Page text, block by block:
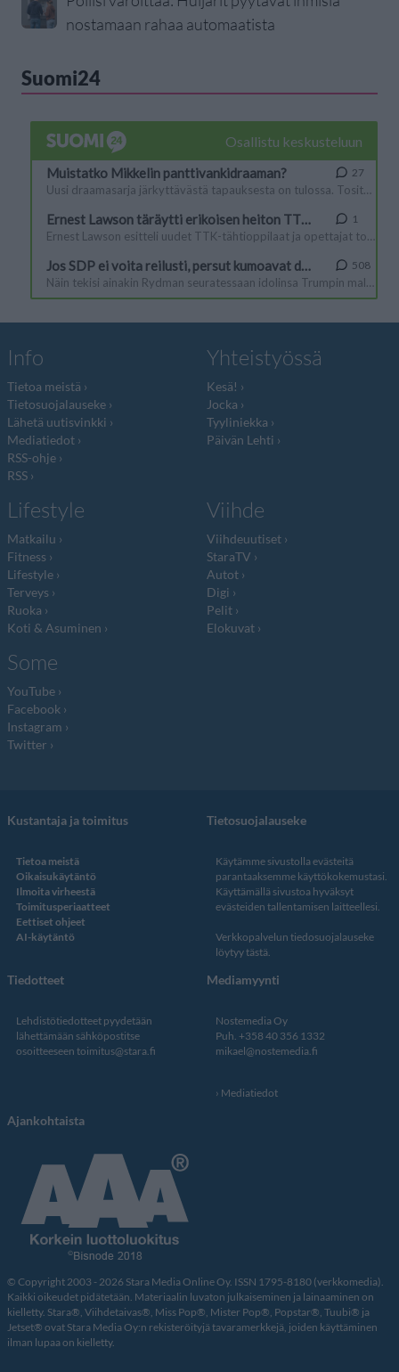
nostamaan rahaa automaatista
Suomi24
Info
Tietoa meistä
Tietosuojalauseke
Lähetä uutisvinkki
Mediatiedot
RSS-ohje
RSS
Yhteistyössä
Kesä!
Jocka
Tyyliniekka
Päivän Lehti
Lifestyle
Matkailu
Fitness
Lifestyle
Terveys
Ruoka
Koti & Asuminen
Viihde
Viihdeuutiset
StaraTV
Autot
Digi
Pelit
Elokuvat
Some
YouTube
Facebook
Instagram
Twitter
Kustantaja ja toimitus
Tietoa meistä
Oikaisukäytäntö
Ilmoita virheestä
Toimitusperiaatteet
Eettiset ohjeet
AI-käytäntö
Tietosuojalauseke
Käytämme sivustolla evästeitä
parantaaksemme käyttökokemustasi.
Käyttämällä sivustoa hyväksyt
evästeiden tallentamisen laitteellesi.
Verkkopalvelun tiedosuojalauseke
löytyy tästä.
Tiedotteet
Lehdistötiedotteet pyydetään
lähettämään sähköpostitse
osoitteeseen toimitus@stara.fi
Mediamyynti
Nostemedia Oy
Puh. +358 40 356 1332
mikael@nostemedia.fi
Mediatiedot
Ajankohtaista
© Copyright 2003 - 2026 Stara Media Online Oy. ISSN 1795-8180 (verkkomedia).
Kaikki oikeudet pidätetään. Materiaalin luvaton julkaiseminen ja lainaaminen on
kielletty. Stara®, Viihdetaivas®, Miss Pop®, Mister Pop®, Popstar®, Tuubi® ja
Jetset® ovat Stara Media Oy:n rekisteröityjä tavaramerkkejä, joiden käyttäminen
ilman lupaa on kielletty.